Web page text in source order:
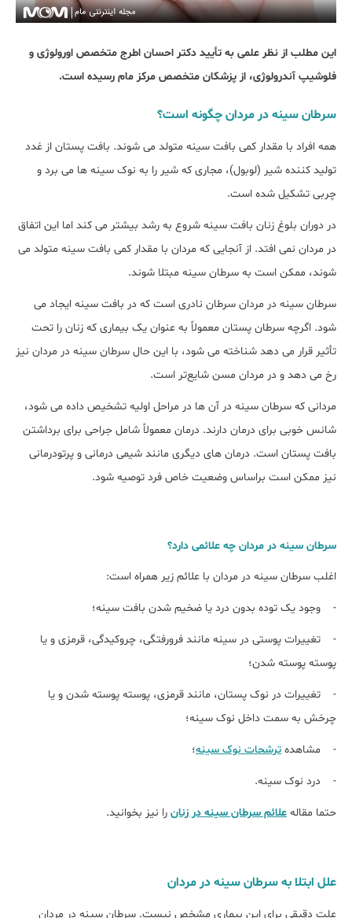
این مطلب از نظر علمی به تأیید دکتر احسان اطرج متخصص اورولوژی و
فلوشیپ آندرولوژی، از پزشکان متخصص مرکز مام رسیده است.
سرطان سینه در مردان چگونه است؟
همه افراد با مقدار کمی بافت سینه متولد می شوند. بافت پستان از غدد
تولید کننده شیر (لوبول)، مجاری که شیر را به نوک سینه ها می برد و
چربی تشکیل شده است.
در دوران بلوغ زنان بافت سینه شروع به رشد بیشتر می کند اما این اتفاق
در مردان نمی افتد. از آنجایی که مردان با مقدار کمی بافت سینه متولد می
شوند، ممکن است به سرطان سینه مبتلا شوند.
سرطان سینه در مردان سرطان نادری است که در بافت سینه ایجاد می
شود. اگرچه سرطان پستان معمولاً به عنوان یک بیماری که زنان را تحت
تأثیر قرار می دهد شناخته می شود، با این حال سرطان سینه در مردان نیز
رخ می دهد و در مردان مسن شایع‌تر است.
مردانی که سرطان سینه در آن ها در مراحل اولیه تشخیص داده می شود،
شانس خوبی برای درمان دارند. درمان معمولاً شامل جراحی برای برداشتن
بافت پستان است. درمان های دیگری مانند شیمی درمانی و پرتودرمانی
نیز ممکن است براساس وضعیت خاص فرد توصیه شود.
سرطان سينه در مردان چه علائمی دارد؟
اغلب سرطان سینه در مردان با علائم زیر همراه است:
- وجود یک توده بدون درد یا ضخیم شدن بافت سینه؛
- تغییرات پوستی در سینه مانند فرورفتگی، چروکیدگی، قرمزی و یا
پوسته پوسته شدن؛
- تغییرات در نوک پستان، مانند قرمزی، پوسته پوسته شدن و یا
چرخش به سمت داخل نوک سینه؛
- مشاهده ترشحات نوک سینه؛
- درد نوک سینه.
حتما مقاله علائم سرطان سینه در زنان را نیز بخوانید.
علل ابتلا به سرطان سینه در مردان
علت دقیقی برای این بیماری مشخص نیست. سرطان سینه در مردان